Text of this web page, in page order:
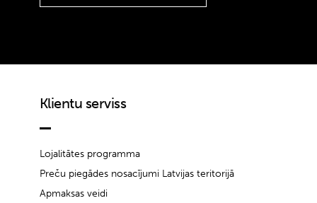
Klientu serviss
Lojalitātes programma
Preču piegādes nosacījumi Latvijas teritorijā
Apmaksas veidi